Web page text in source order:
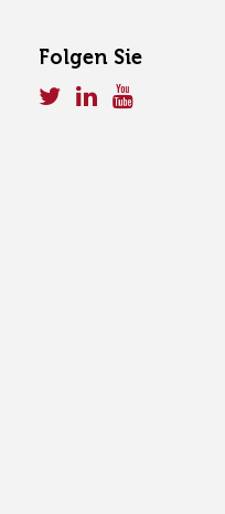
Folgen Sie